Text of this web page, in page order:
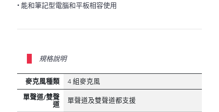
• 能和筆記型電腦和平板相容使用
規格說明
麥克風種類
4 組麥克風
單聲道/雙聲
道
單聲道及雙聲道都支援